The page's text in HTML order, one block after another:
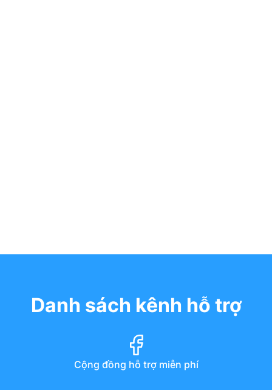
Danh sách kênh hỗ trợ
Cộng đồng hỗ trợ miễn phí